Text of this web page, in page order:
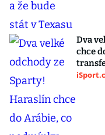
Dva
chce